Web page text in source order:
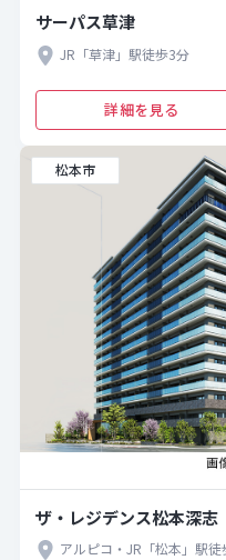
サーパス草津
JR「草津」駅徒歩3分
詳細を見る
松本市
ザ・レジデンス松本深志
アルピコ・JR「松本」駅徒